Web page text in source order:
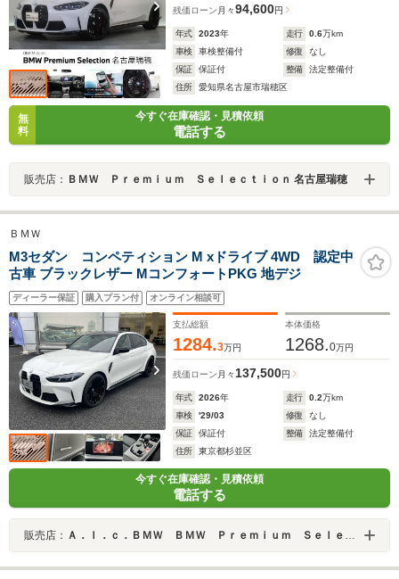
残価ローン 月々94,600円
年式 2023年 走行 0.6万km
車検
車検整備付 修復
なし
保証
保証付 整備
法定整備付
住所
愛知県名古屋市瑞穂区
無
料
今すぐ在庫確認・見積依頼
電話する
販売店： ＢＭＷ Ｐｒｅｍｉｕｍ Ｓｅｌｅｃｔｉｏｎ 名古屋瑞穂
ＢＭＷ
M3セダン コンペティション M xドライブ 4WD 認定中
古車 ブラックレザー MコンフォートPKG 地デジ
ディーラー保証 購入プラン付 オンライン相談可
支払総額
1284.3万円
本体価格
1268.0万円
残価ローン 月々 137,500円
年式 2026年 走行 0.2万km
車検
'29/03 修復
なし
保証
保証付 整備
法定整備付
住所
東京都杉並区
今すぐ在庫確認・見積依頼
電話する
販売店： Ａ．ｌ．ｃ．ＢＭＷ ＢＭＷ Ｐｒｅｍｉｕｍ Ｓｅｌｅｃｔｉｏｎ 杉並 ／（株）ＡＬＣ Ｍｏｔｏｒｅｎ Ｔｏｋｙｏ